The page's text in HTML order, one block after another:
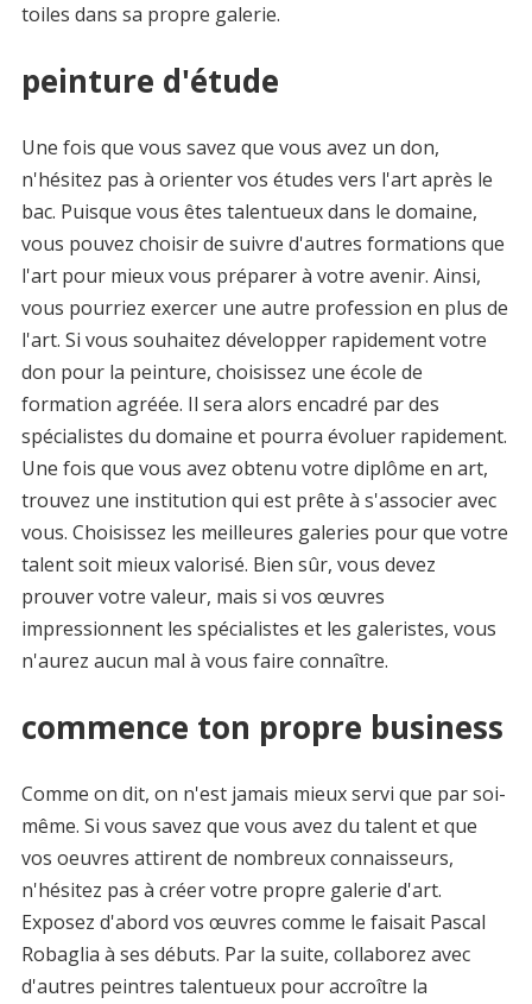
toiles dans sa propre galerie.
peinture d'étude
Une fois que vous savez que vous avez un don,
n'hésitez pas à orienter vos études vers l'art après le
bac. Puisque vous êtes talentueux dans le domaine,
vous pouvez choisir de suivre d'autres formations que
l'art pour mieux vous préparer à votre avenir. Ainsi,
vous pourriez exercer une autre profession en plus de
l'art. Si vous souhaitez développer rapidement votre
don pour la peinture, choisissez une école de
formation agréée. Il sera alors encadré par des
spécialistes du domaine et pourra évoluer rapidement.
Une fois que vous avez obtenu votre diplôme en art,
trouvez une institution qui est prête à s'associer avec
vous. Choisissez les meilleures galeries pour que votre
talent soit mieux valorisé. Bien sûr, vous devez
prouver votre valeur, mais si vos œuvres
impressionnent les spécialistes et les galeristes, vous
n'aurez aucun mal à vous faire connaître.
commence ton propre business
Comme on dit, on n'est jamais mieux servi que par soi-
même. Si vous savez que vous avez du talent et que
vos oeuvres attirent de nombreux connaisseurs,
n'hésitez pas à créer votre propre galerie d'art.
Exposez d'abord vos œuvres comme le faisait Pascal
Robaglia à ses débuts. Par la suite, collaborez avec
d'autres peintres talentueux pour accroître la